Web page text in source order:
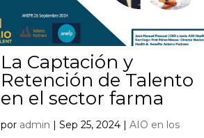
La Captación y
Retención de Talento
en el sector farma
por admin |Sep 25, 2024 |AIO en los